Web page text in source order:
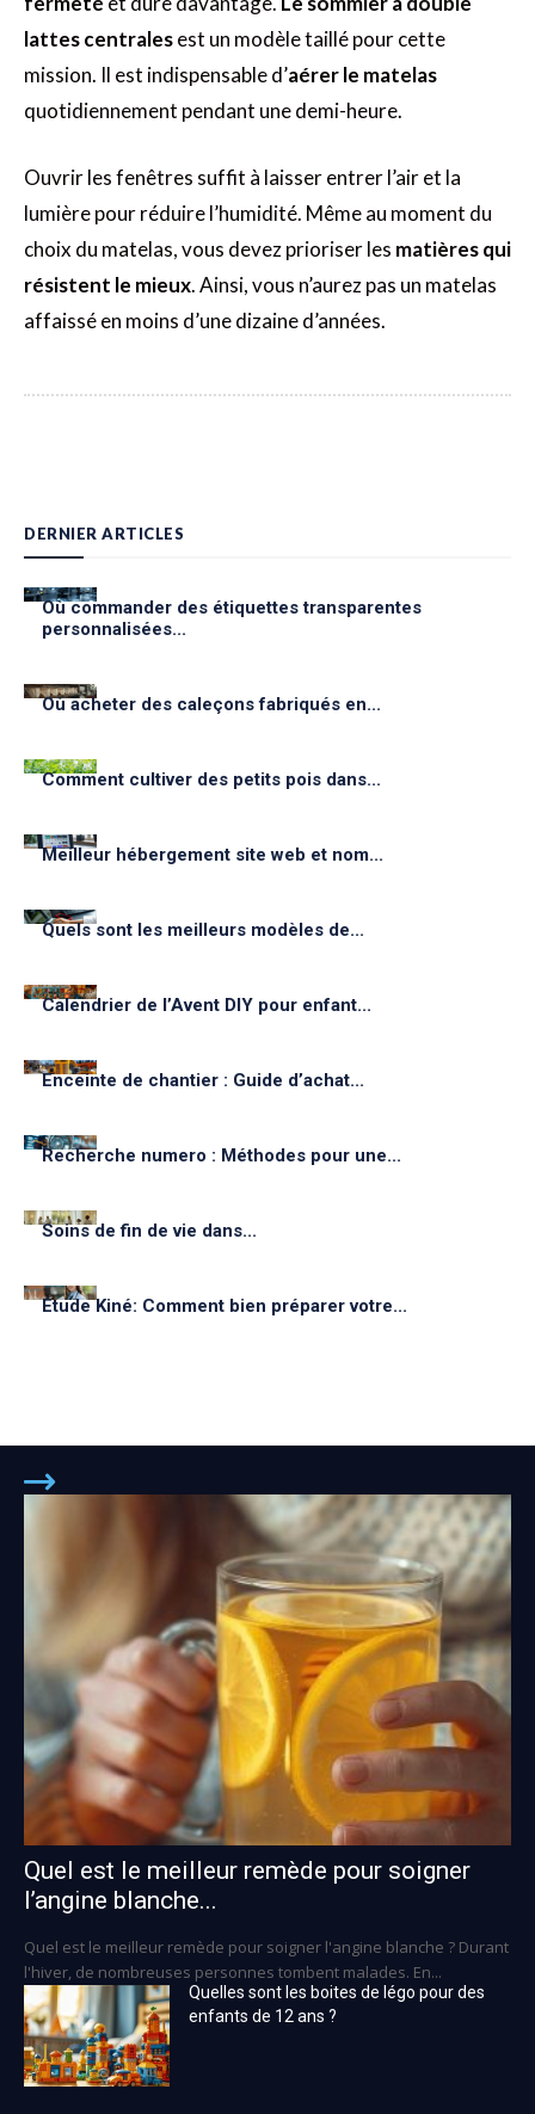
lattes centralesest un modèle taillé pour cette
mission. Il est indispensable d’aérer le matelas
quotidiennement pendant une demi-heure.
Ouvrir les fenêtres suffit à laisser entrer l’air et la
lumière pour réduire l’humidité. Même au moment du
choix du matelas, vous devez prioriser les matières qui
résistent le mieux. Ainsi, vous n’aurez pas un matelas
affaissé en moins d’une dizaine d’années.
DERNIER ARTICLES
Où commander des étiquettes transparentes
personnalisées...
Où acheter des caleçons fabriqués en...
Comment cultiver des petits pois dans...
Meilleur hébergement site web et nom...
Quels sont les meilleurs modèles de...
Calendrier de l’Avent DIY pour enfant...
Enceinte de chantier : Guide d’achat...
Recherche numero : Méthodes pour une...
Soins de fin de vie dans...
Étude Kiné: Comment bien préparer votre...
Quel est le meilleur remède pour soigner
l’angine blanche...
Quel est le meilleur remède pour soigner l'angine blanche ? Durant
l'hiver, de nombreuses personnes tombent malades. En...
Quelles sont les boites de légo pour des
enfants de 12 ans ?